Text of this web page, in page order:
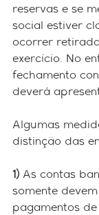
reservas e se
social estiver
ocorrer
exercício. No
fechamento
deverá
Algumas
distinção das
1) As contas
somente
pagamentos